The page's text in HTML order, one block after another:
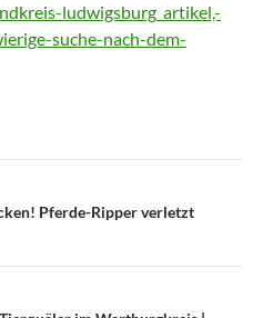
ludwigsburg_artikel,-
suche-nach-dem-
Pferde-Ripper verletzt